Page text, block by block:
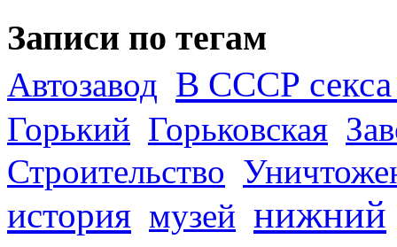
Записи по тегам
Автозавод В СССР секса
Горький Горьковская
Строительство
история музей нижний